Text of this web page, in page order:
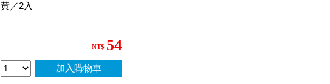
黃／2入
NT$ 54
加入購物車